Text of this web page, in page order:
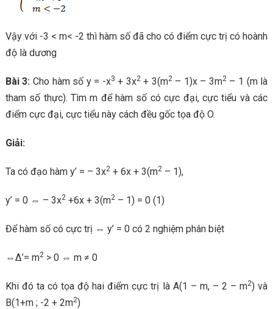
Vậy với -3 < m< -2 thì hàm số đã cho có điểm cực trị có hoành
độ là dương
Bài 3: Cho hàm số y = -x3 + 3x2+ 3(m2– 1)x – 3m2– 1 (m là
tham số thực). Tìm m để hàm số có cực đại, cực tiểu và các
điểm cực đại, cực tiểu này cách đều gốc tọa độ O.
Giải:
Ta có đạo hàm y’ = – 3x2+ 6x + 3(m2– 1),
y’ = 0 ⇔ – 3x2+6x + 3(m2– 1) = 0 (1)
Để hàm số có cực trị ⇔ y’ = 0 có 2 nghiệm phân biệt
⇔Δ’= m2> 0 ⇔ m ≠ 0
Khi đó ta có tọa độ hai điểm cực trị là A(1 – m, – 2 – m2) và
B(1+m ; -2 + 2m2)